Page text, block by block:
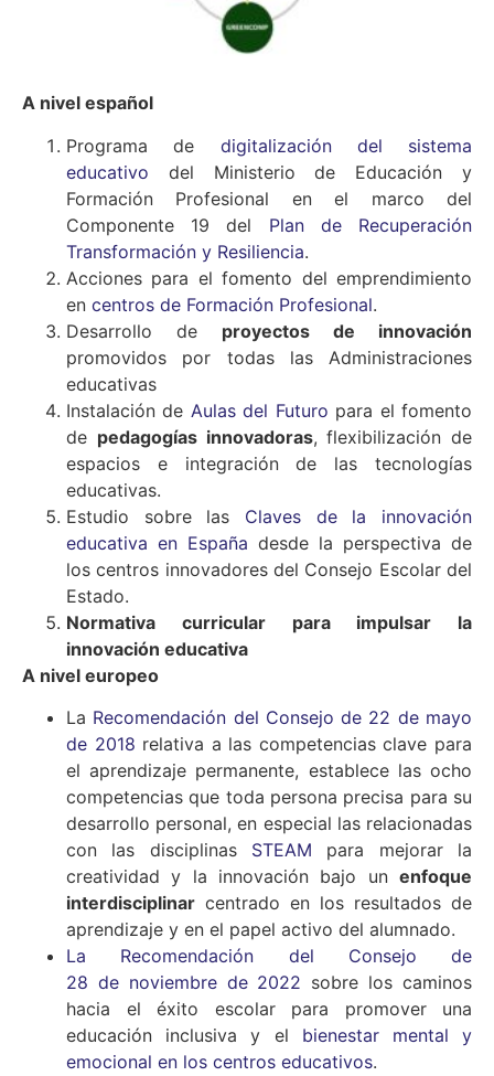
A nivel español
Programa de digitalización del sistema
educativo del Ministerio de Educación y
Formación Profesional en el marco del
Componente 19 del Plan de Recuperación
Transformación y Resiliencia.
Acciones para el fomento del emprendimiento
en centros de Formación Profesional.
Desarrollo de proyectos de innovación
promovidos por todas las Administraciones
educativas
Instalación de Aulas del Futuro para el fomento
de pedagogías innovadoras, flexibilización de
espacios e integración de las tecnologías
educativas.
Estudio sobre las Claves de la innovación
educativa en España desde la perspectiva de
los centros innovadores del Consejo Escolar del
Estado.
Normativa curricular para impulsar la
innovación educativa
A nivel europeo
La Recomendación del Consejo de 22 de mayo
de 2018 relativa a las competencias clave para
el aprendizaje permanente, establece las ocho
competencias que toda persona precisa para su
desarrollo personal, en especial las relacionadas
con las disciplinas STEAM para mejorar la
creatividad y la innovación bajo un enfoque
interdisciplinar centrado en los resultados de
aprendizaje y en el papel activo del alumnado.
La Recomendación del Consejo de
28 de noviembre de 2022 sobre los caminos
hacia el éxito escolar para promover una
educación inclusiva y el bienestar mental y
emocional en los centros educativos.